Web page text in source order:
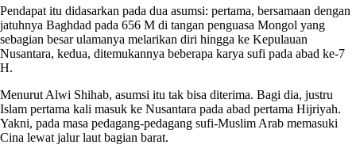
Pendapat itu didasarkan pada dua asumsi: pertama, bersamaan dengan
jatuhnya Baghdad pada 656 M di tangan penguasa Mongol yang
sebagian besar ulamanya melarikan diri hingga ke Kepulauan
Nusantara, kedua, ditemukannya beberapa karya sufi pada abad ke-7
H.
Menurut Alwi Shihab, asumsi itu tak bisa diterima. Bagi dia, justru
Islam pertama kali masuk ke Nusantara pada abad pertama Hijriyah.
Yakni, pada masa pedagang-pedagang sufi-Muslim Arab memasuki
Cina lewat jalur laut bagian barat.